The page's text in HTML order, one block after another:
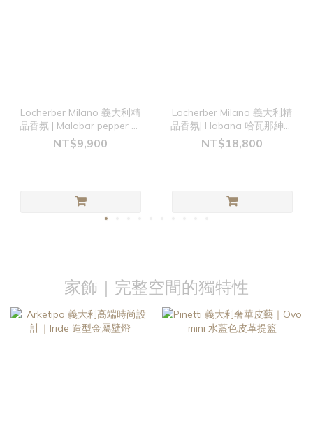
Locherber Milano 義大利精
品香氛 | Malabar pepper 馬
拉巴胡椒 2500ml補充瓶
NT$9,900
Locherber Milano 義大利精
品香氛| Habana 哈瓦那紳士
2500ml擴香瓶
NT$18,800
家飾｜完整空間的獨特性